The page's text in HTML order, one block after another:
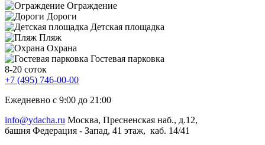
Ограждение
Дороги
Детская площадка
Пляж
Охрана
Гостевая парковка
8-20 соток
+7 (495) 746-00-00
Ежедневно с 9:00 до 21:00
info@ydacha.ru Москва, Пресненская наб., д.12,
башня Федерация - Запад, 41 этаж, каб. 14/41